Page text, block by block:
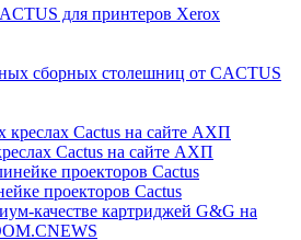
для принтеров Xerox
сборных столешниц от CACTUS
Cactus на сайте АХП
проекторов Cactus